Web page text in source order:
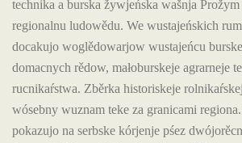
technika a burska žywjeńska wašnja Prožym
regionalnu ludowědu. We wustajeńskich
docakujo woglědowarjow wustajeńcu
domacnych rědow, małoburskeje agrarneje
rucnikaŕstwa. Zběrka historiskeje
wósebny wuznam teke za granicami
pokazujo na serbske kórjenje pśez